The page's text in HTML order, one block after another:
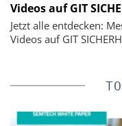
Videos auf GIT
Jetzt alle entdecken:
Videos auf GIT